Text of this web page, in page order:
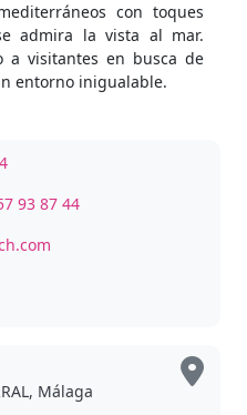
con toques
admira la vista al mar.
a visitantes en busca de
entorno inigualable.
93 87 44
Málaga